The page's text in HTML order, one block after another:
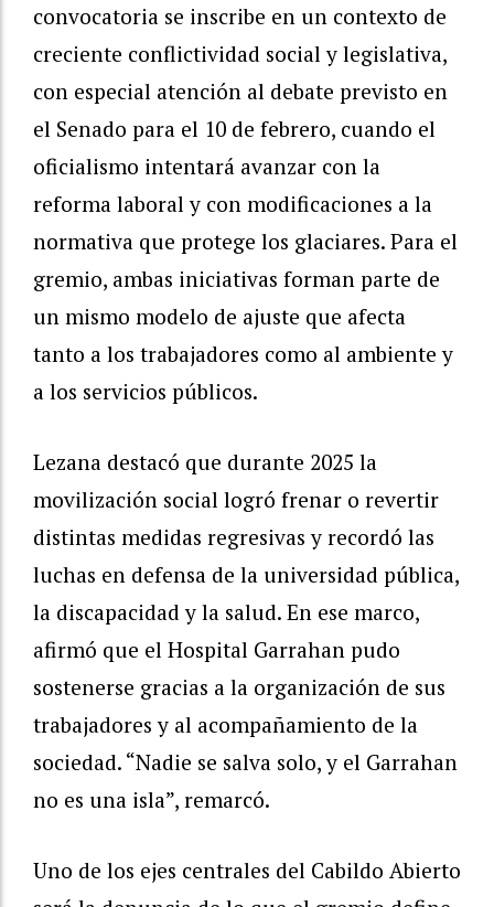
convocatoria se inscribe en un contexto de
creciente conflictividad social y legislativa,
con especial atención al debate previsto en
el Senado para el 10 de febrero, cuando el
oficialismo intentará avanzar con la
reforma laboral y con modificaciones a la
normativa que protege los glaciares. Para el
gremio, ambas iniciativas forman parte de
un mismo modelo de ajuste que afecta
tanto a los trabajadores como al ambiente y
a los servicios públicos.
Lezana destacó que durante 2025 la
movilización social logró frenar o revertir
distintas medidas regresivas y recordó las
luchas en defensa de la universidad pública,
la discapacidad y la salud. En ese marco,
afirmó que el Hospital Garrahan pudo
sostenerse gracias a la organización de sus
trabajadores y al acompañamiento de la
sociedad. “Nadie se salva solo, y el Garrahan
no es una isla”, remarcó.
Uno de los ejes centrales del Cabildo Abierto